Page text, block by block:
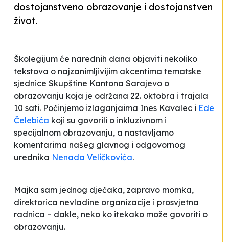
dostojanstveno obrazovanje i dostojanstven
život.
Školegijum će narednih dana objaviti nekoliko
tekstova o najzanimljivijim akcentima tematske
sjednice Skupštine Kantona Sarajevo o
obrazovanju koja je održana 22. oktobra i trajala
10 sati. Počinjemo izlaganjaima Ines Kavalec i Ede
Čelebića koji su govorili o inkluzivnom i
specijalnom obrazovanju, a nastavljamo
komentarima našeg glavnog i odgovornog
urednika Nenada Veličkovića.
Majka sam jednog dječaka, zapravo momka,
direktorica nevladine organizacije i prosvjetna
radnica – dakle, neko ko itekako može govoriti o
obrazovanju.